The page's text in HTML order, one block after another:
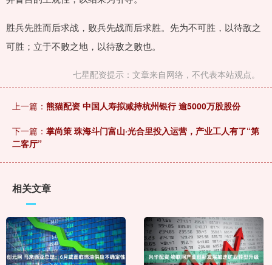
胜兵先胜而后求战，败兵先战而后求胜。先为不可胜，以待敌之
可胜；立于不败之地，以待敌之败也。
七星配资提示：文章来自网络，不代表本站观点。
上一篇： 熊猫配资 中国人寿拟减持杭州银行 逾5000万股股份
下一篇： 掌尚策 珠海斗门富山·光合里投入运营，产业工人有了“第
二客厅”
相关文章